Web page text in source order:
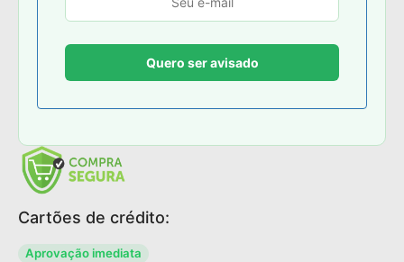
Cartões de crédito:
Aprovação imediata